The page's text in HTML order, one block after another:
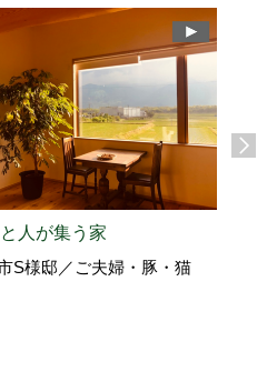
人が集う家
S様邸／ご夫婦・豚・猫